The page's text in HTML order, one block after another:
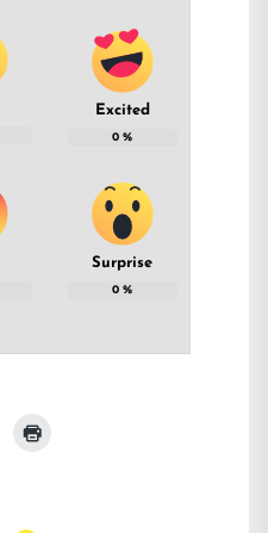
Excited
0 %
Surprise
0 %